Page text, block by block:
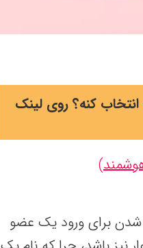
کنه؟ روی لینک
شدن برای ورود یک عضو